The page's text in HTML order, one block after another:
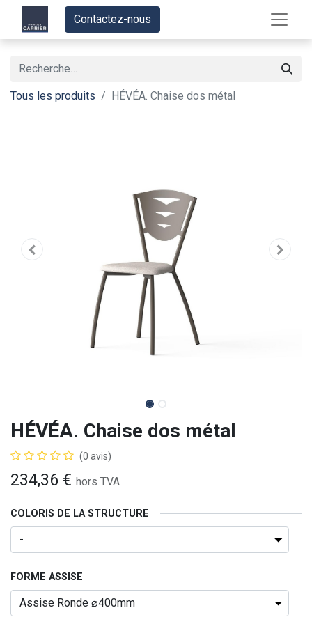
Contactez-nous
Tous les produits HÉVÉA. Chaise dos métal
HÉVÉA. Chaise dos métal
(0 avis)
234,36 € hors TVA
COLORIS DE LA STRUCTURE
FORME ASSISE